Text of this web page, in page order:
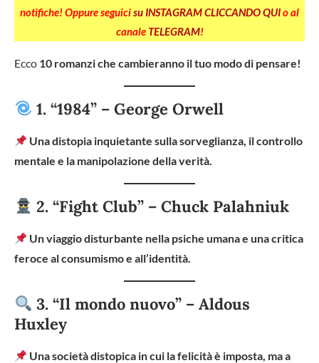
notifiche! Oppure seguicisu INSTAGRAM CLICCANDO QUIo al
canale TELEGRAM!
Ecco 10 romanzi che cambieranno il tuo modo di pensare!
1. “1984” – George Orwell
Una distopia inquietante sulla sorveglianza, il controllo
mentale e la manipolazione della verità.
2. “Fight Club” – Chuck Palahniuk
Un viaggio disturbante nella psiche umana e una critica
feroce al consumismo e all’identità.
3. “Il mondo nuovo” – Aldous
Huxley
Una società distopica in cui la felicità è imposta, ma a